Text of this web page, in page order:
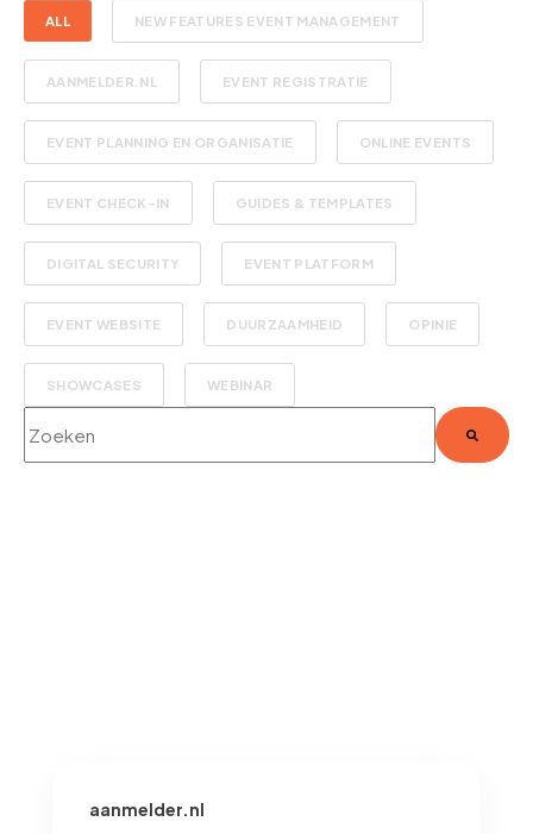
ALL NEW FEATURES EVENT MANAGEMENT
AANMELDER.NL EVENT REGISTRATIE
EVENT PLANNING EN ORGANISATIE ONLINE EVENTS
EVENT CHECK-IN GUIDES & TEMPLATES
DIGITAL SECURITY EVENT PLATFORM
EVENT WEBSITE DUURZAAMHEID OPINIE
SHOWCASES WEBINAR
Dit is een zoekveld waaraan een functie voor automatische
aanmelder.nl